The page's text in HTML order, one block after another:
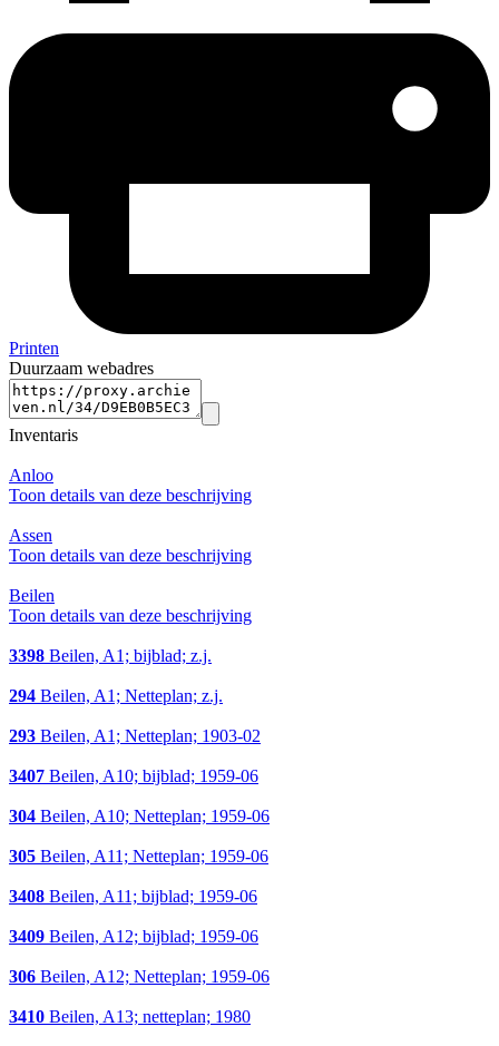
Printen
Duurzaam webadres
Inventaris
Anloo
Toon details van deze beschrijving
Assen
Toon details van deze beschrijving
Beilen
Toon details van deze beschrijving
3398 Beilen, A1; bijblad; z.j.
294 Beilen, A1; Netteplan; z.j.
293 Beilen, A1; Netteplan; 1903-02
3407 Beilen, A10; bijblad; 1959-06
304 Beilen, A10; Netteplan; 1959-06
305 Beilen, A11; Netteplan; 1959-06
3408 Beilen, A11; bijblad; 1959-06
3409 Beilen, A12; bijblad; 1959-06
306 Beilen, A12; Netteplan; 1959-06
3410 Beilen, A13; netteplan; 1980